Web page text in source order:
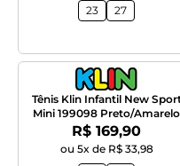
23
27
Tênis Klin Infantil New
Mini 199098 Preto/Amarelo
Por:
R$ 169,90
ou 5x de R$ 33,98